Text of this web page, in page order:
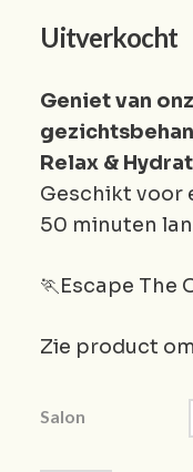
Uitverkocht
Geniet van
Relax &
Geschikt voor
50 minuten
🏃Escape The
Zie product
Salon